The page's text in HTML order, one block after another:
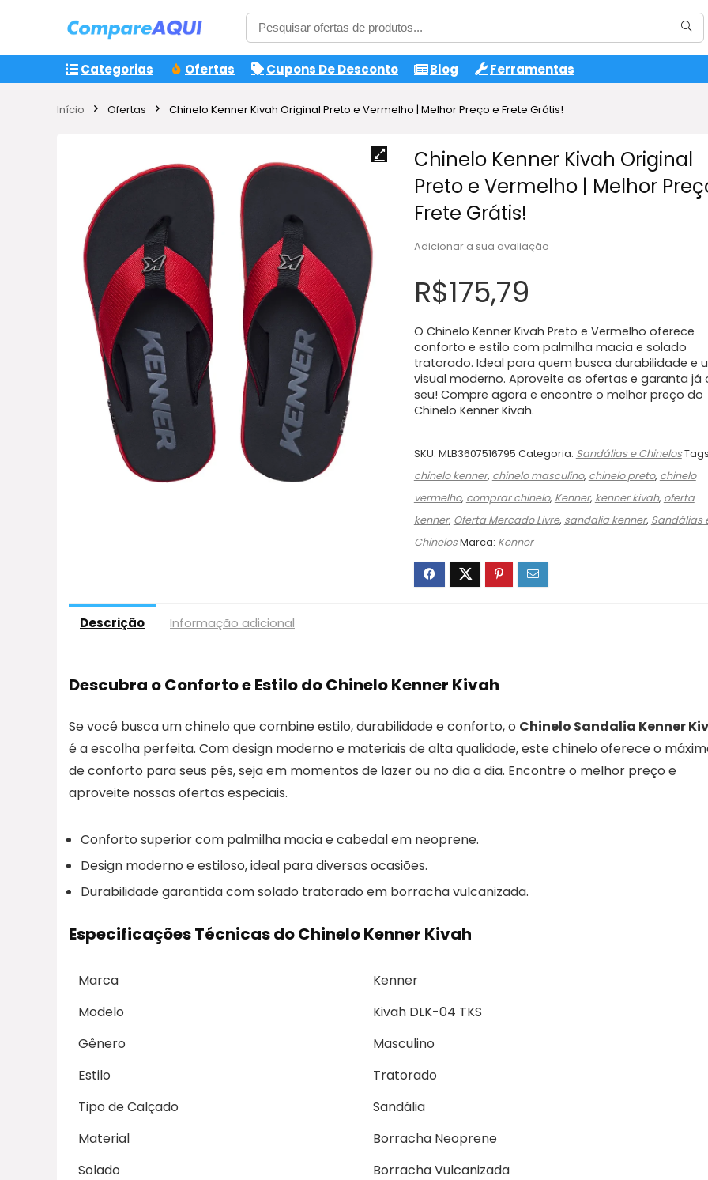
Categorias Ofertas Cupons De Desconto Blog Ferramentas
Início Ofertas Chinelo Kenner Kivah Original Preto e Vermelho | Melhor Preço e Frete Grátis!
Chinelo Kenner Kivah Original
Preto e Vermelho | Melhor
Frete Grátis!
Adicionar a sua avaliação
R$175,79
O Chinelo Kenner Kivah Preto e Vermelho oferece
conforto e estilo com palmilha macia e solado
tratorado. Ideal para quem busca durabilidade e
visual moderno. Aproveite as ofertas e garanta já
seu! Compre agora e encontre o melhor preço do
Chinelo Kenner Kivah.
SKU: MLB3607516795 Categoria: Sandálias e Chinelos
chinelo kenner, chinelo masculino, chinelo preto, chinelo
vermelho, comprar chinelo, Kenner, kenner kivah, oferta
kenner, Oferta Mercado Livre, sandalia kenner, Sandálias
ChinelosMarca: Kenner
Descrição Informação adicional
Descubra o Conforto e Estilo do Chinelo Kenner Kivah
Se você busca um chinelo que combine estilo, durabilidade e conforto, o Chinelo Sandalia Kenner
é a escolha perfeita. Com design moderno e materiais de alta qualidade, este chinelo oferece o
de conforto para seus pés, seja em momentos de lazer ou no dia a dia. Encontre o melhor preço e
aproveite nossas ofertas especiais.
Conforto superior com palmilha macia e cabedal em neoprene.
Design moderno e estiloso, ideal para diversas ocasiões.
Durabilidade garantida com solado tratorado em borracha vulcanizada.
Especificações Técnicas do Chinelo Kenner Kivah
Marca
Kenner
Modelo
Kivah DLK-04 TKS
Gênero
Masculino
Estilo
Tratorado
Tipo de Calçado
Sandália
Material
Borracha Neoprene
Solado
Borracha Vulcanizada